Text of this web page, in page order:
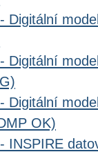
Digitální
Digitální
Digitální
OK)
INSPIRE